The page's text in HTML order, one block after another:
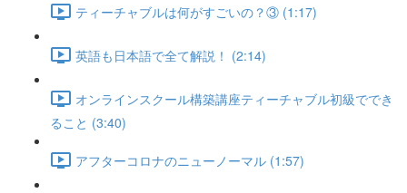
ティーチャブルは何がすごいの？③ (1:17)
英語も日本語で全て解説！ (2:14)
オンラインスクール構築講座ティーチャブル初級ででき
ること (3:40)
アフターコロナのニューノーマル (1:57)